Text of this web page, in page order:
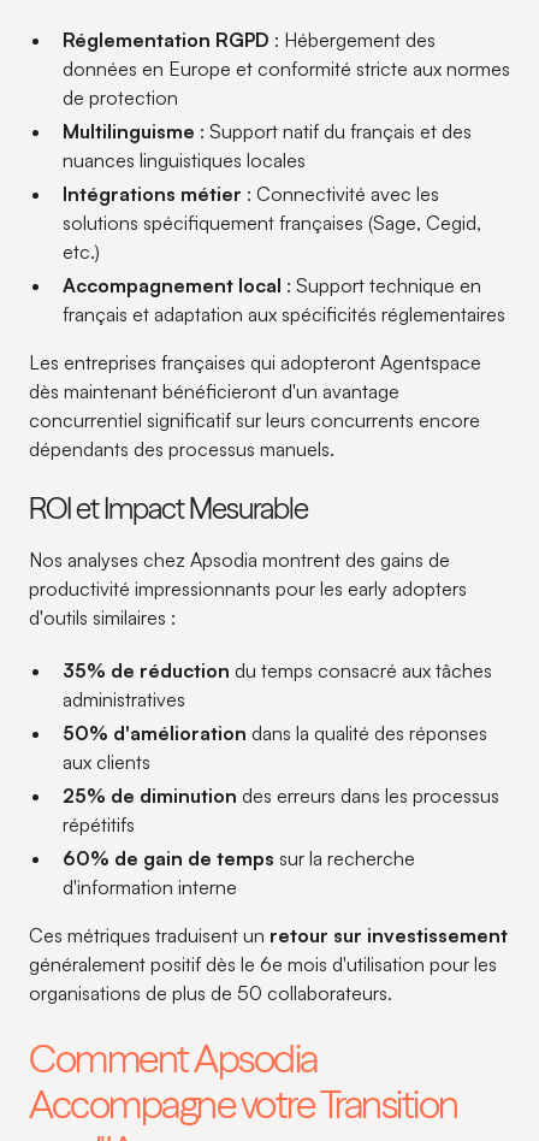
Réglementation RGPD : Hébergement des
données en Europe et conformité stricte aux normes
de protection
Multilinguisme : Support natif du français et des
nuances linguistiques locales
Intégrations métier : Connectivité avec les
solutions spécifiquement françaises (Sage, Cegid,
etc.)
Accompagnement local : Support technique en
français et adaptation aux spécificités réglementaires
Les entreprises françaises qui adopteront Agentspace
dès maintenant bénéficieront d'un avantage
concurrentiel significatif sur leurs concurrents encore
dépendants des processus manuels.
ROI et Impact Mesurable
Nos analyses chez Apsodia montrent des gains de
productivité impressionnants pour les early adopters
d'outils similaires :
35% de réduction du temps consacré aux tâches
administratives
50% d'amélioration dans la qualité des réponses
aux clients
25% de diminution des erreurs dans les processus
répétitifs
60% de gain de temps sur la recherche
d'information interne
Ces métriques traduisent un retour sur investissement
généralement positif dès le 6e mois d'utilisation pour les
organisations de plus de 50 collaborateurs.
Comment Apsodia
Accompagne votre Transition